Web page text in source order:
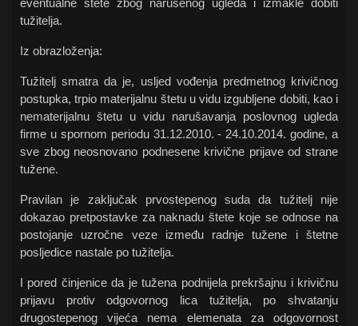
eventualne štete zbog narušenog ugleda i izmakle dobiti
tužitelja.
Iz obrazloženja:
Tužitelj smatra da je, usljed vođenja predmetnog krivičnog
postupka, trpio materijalnu štetu u vidu izgubljene dobiti, kao i
nematerijalnu štetu u vidu narušavanja poslovnog ugleda
firme u spornom periodu 31.12.2010. - 24.10.2014. godine, a
sve zbog neosnovano podnesene krivične prijave od strane
tužene.
Pravilan je zaključak prvostepenog suda da tužitelj nije
dokazao pretpostavke za naknadu štete koje se odnose na
postojanje uzročne veze između radnje tužene i štetne
posljedice nastale po tužitelja.
I pored činjenice da je tužena podnijela prekršajnu i krivičnu
prijavu protiv odgovornog lica tužitelja, po shvatanju
drugostepenog vijeća nema elemenata za odgovornost